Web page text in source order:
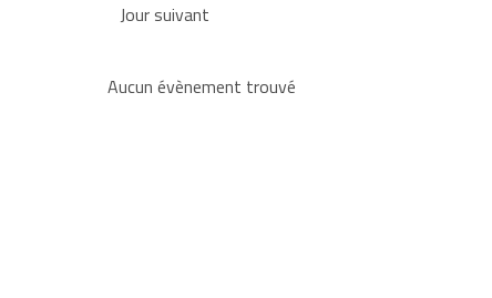
Jour suivant
Aucun évènement trouvé